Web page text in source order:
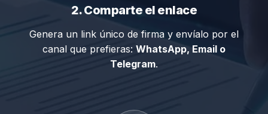
2. Comparte el enlace
Genera un link único de firma y envíalo por el
canal que prefieras: WhatsApp, Email o
Telegram.